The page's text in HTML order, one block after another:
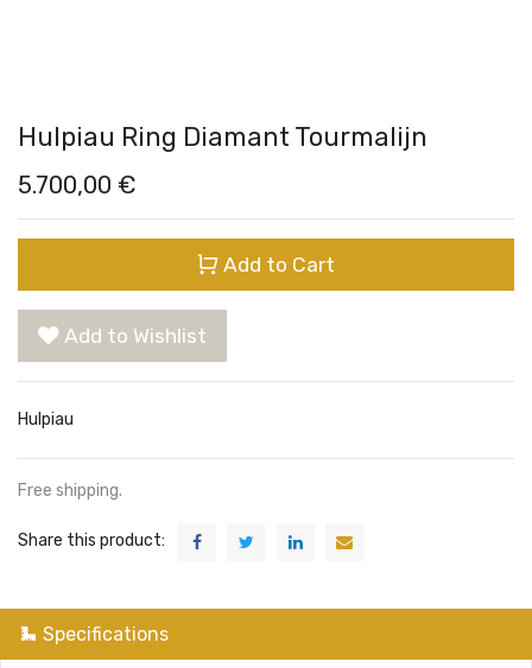
Hulpiau Ring Diamant Tourmalijn
5.700,00 €
Add to Cart
Add to Wishlist
Hulpiau
Free shipping.
Share this product:
Specifications